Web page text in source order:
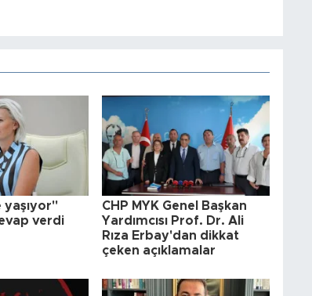
yaşıyor"
verdi
CHP MYK Genel Başkan
Yardımcısı Prof. Dr. Ali
Rıza Erbay'dan dikkat
çeken açıklamalar